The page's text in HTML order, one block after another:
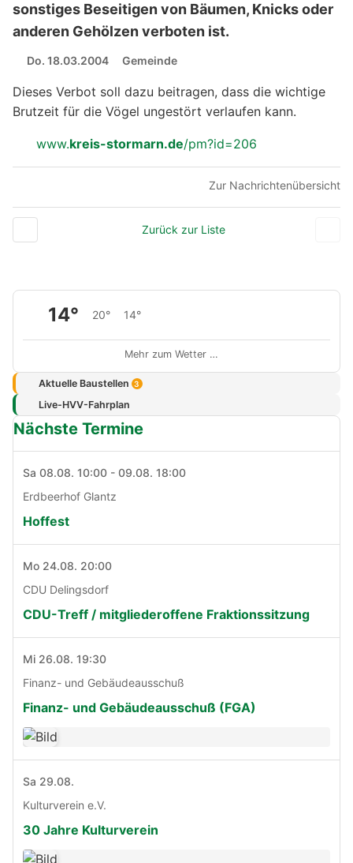
sonstiges Beseitigen von Bäumen, Knicks oder
anderen Gehölzen verboten ist.
Do. 18.03.2004 Gemeinde
Dieses Verbot soll dazu beitragen, dass die wichtige
Brutzeit für die Vögel ungestört verlaufen kann.
www.kreis-stormarn.de/pm?id=206
Zur Nachrichtenübersicht
Zurück zur Liste
14° 20° 14°
Mehr zum Wetter …
Aktuelle Baustellen 3
Live-HVV-Fahrplan
Nächste Termine
Sa 08.08. 10:00 - 09.08. 18:00
Erdbeerhof Glantz
Hoffest
Mo 24.08. 20:00
CDU Delingsdorf
CDU-Treff / mitgliederoffene Fraktionssitzung
Mi 26.08. 19:30
Finanz- und Gebäudeausschuß
Finanz- und Gebäudeausschuß (FGA)
Sa 29.08.
Kulturverein e.V.
30 Jahre Kulturverein